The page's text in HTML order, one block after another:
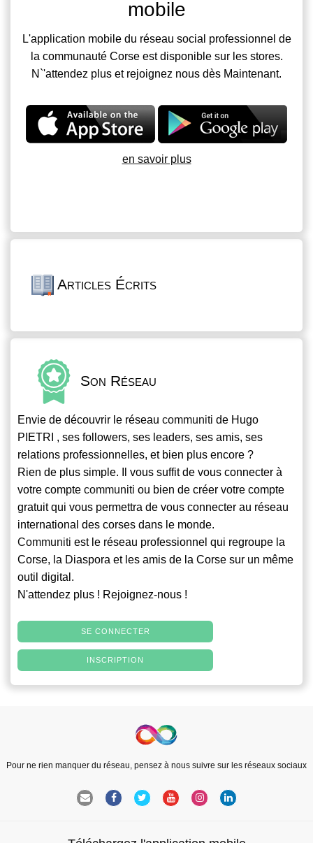
mobile
L'application mobile du réseau social professionnel de
la communauté Corse est disponible sur les stores.
N`'attendez plus et rejoignez nous dès Maintenant.
en savoir plus
Articles Écrits
Son Réseau
Envie de découvrir le réseau communiti de Hugo
PIETRI , ses followers, ses leaders, ses amis, ses
relations professionnelles, et bien plus encore ?
Rien de plus simple. Il vous suffit de vous connecter à
votre compte communiti ou bien de créer votre compte
gratuit qui vous permettra de vous connecter au réseau
international des corses dans le monde.
Communiti est le réseau professionnel qui regroupe la
Corse, la Diaspora et les amis de la Corse sur un même
outil digital.
N'attendez plus ! Rejoignez-nous !
SE CONNECTER
INSCRIPTION
Pour ne rien manquer du réseau, pensez à nous suivre sur les réseaux sociaux